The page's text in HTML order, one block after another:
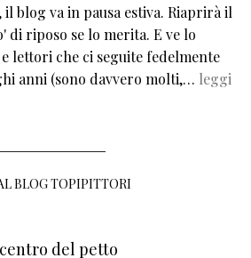
blog va in pausa estiva. Riaprirà il
di riposo se lo merita. E ve lo
lettori che ci seguite fedelmente
anni (sono davvero molti,… leggi
BLOG TOPIPITTORI
del petto